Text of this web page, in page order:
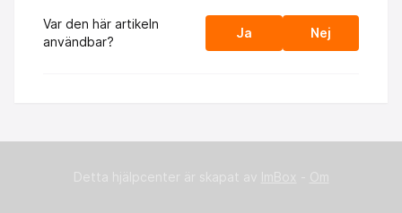
Var den här artikeln
användbar?
Ja Nej